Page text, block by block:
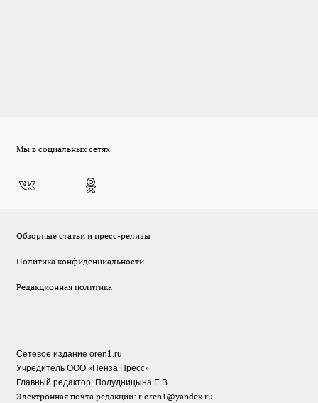
Мы в социальных сетях
Обзорные статьи и пресс-релизы
Политика конфиденциальности
Редакционная политика
Сетевое издание oren1.ru
Учредитель ООО «Пенза Пресс»
Главный редактор: Полудницына Е.В.
Электронная почта редакции: r.oren1@yandex.ru